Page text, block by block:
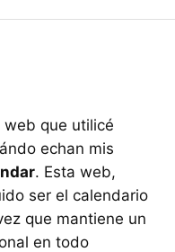
web que utilicé
echan mis
. Esta web,
ser el calendario
que mantiene un
en todo